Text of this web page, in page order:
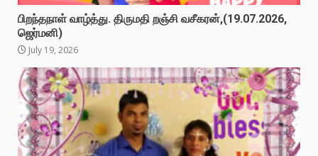
பிறந்தநாள் வாழ்த்து. திருமதி றஞ்சி வசீகரன்,(19.07.2026,
ஜெர்மனி)
July 19, 2026